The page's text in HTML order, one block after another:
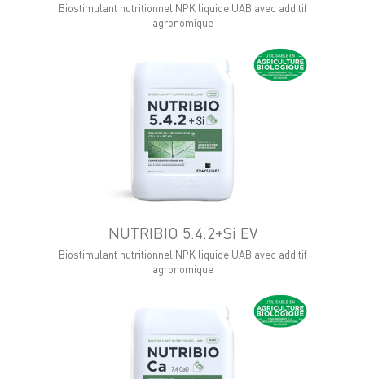
Biostimulant nutritionnel NPK liquide UAB avec additif
agronomique
NUTRIBIO 5.4.2+Si EV
Biostimulant nutritionnel NPK liquide UAB avec additif
agronomique